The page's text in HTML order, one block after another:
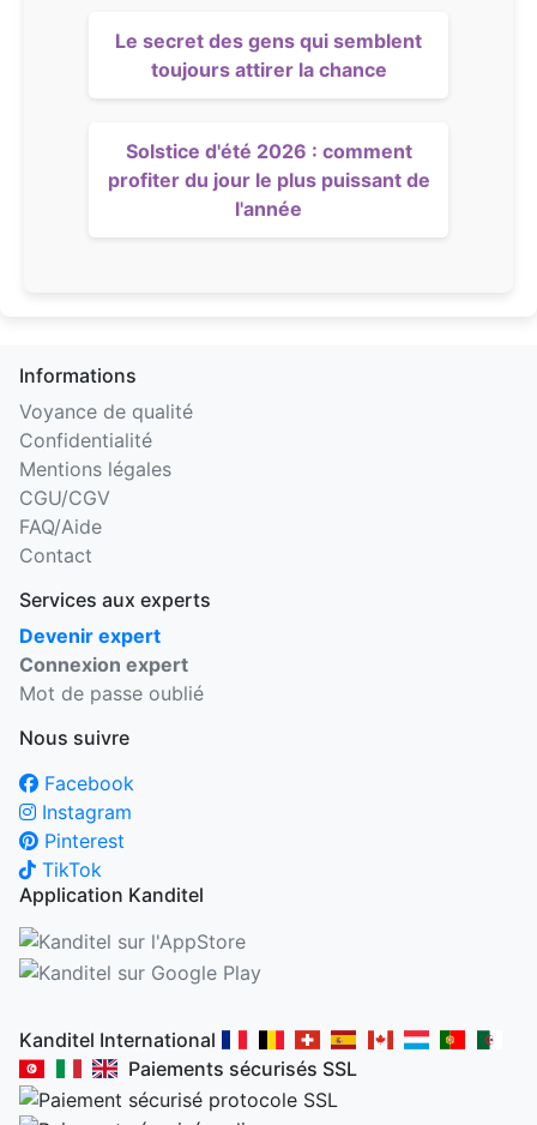
Le secret des gens qui semblent
toujours attirer la chance
Solstice d'été 2026 : comment
profiter du jour le plus puissant de
l'année
Informations
Voyance de qualité
Confidentialité
Mentions légales
CGU/CGV
FAQ/Aide
Contact
Services aux experts
Devenir expert
Connexion expert
Mot de passe oublié
Nous suivre
Facebook
Instagram
Pinterest
TikTok
Application Kanditel
Kanditel International
Paiements sécurisés SSL